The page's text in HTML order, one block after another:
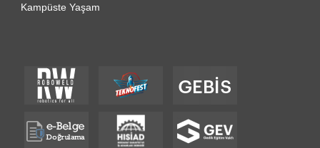
Kampüste Yaşam